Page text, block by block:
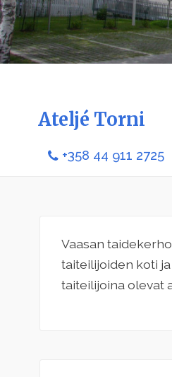
Ateljé Torni
+358 44 911 2725
Vaasan
taiteilijoiden koti
taiteilijoina olevat